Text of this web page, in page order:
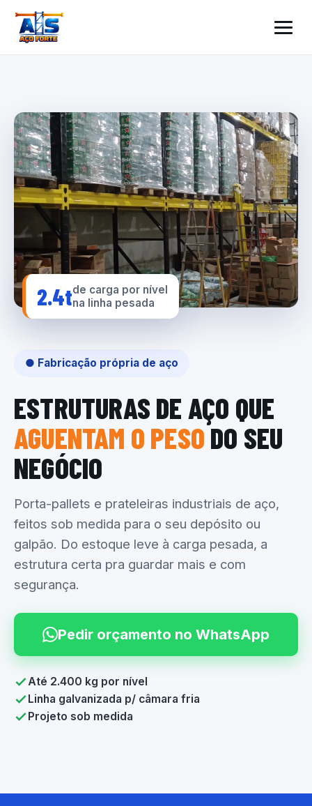
● Fabricação própria de aço
ESTRUTURAS DE AÇO QUE
AGUENTAM O PESODO SEU
NEGÓCIO
Porta-pallets e prateleiras industriais de aço,
feitos sob medida para o seu depósito ou
galpão. Do estoque leve à carga pesada, a
estrutura certa pra guardar mais e com
segurança.
Pedir orçamento no WhatsApp
Até 2.400 kg por nível
Linha galvanizada p/ câmara fria
Projeto sob medida
2.4tde carga por nível
na linha pesada